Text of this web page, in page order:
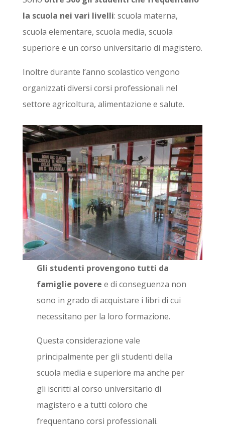
la scuola nei vari livelli: scuola materna,
scuola elementare, scuola media, scuola
superiore e un corso universitario di magistero.
Inoltre durante l’anno scolastico vengono
organizzati diversi corsi professionali nel
settore agricoltura, alimentazione e salute.
Gli studenti provengono tutti da
famiglie povere e di conseguenza non
sono in grado di acquistare i libri di cui
necessitano per la loro formazione.
Questa considerazione vale
principalmente per gli studenti della
scuola media e superiore ma anche per
gli iscritti al corso universitario di
magistero e a tutti coloro che
frequentano corsi professionali.